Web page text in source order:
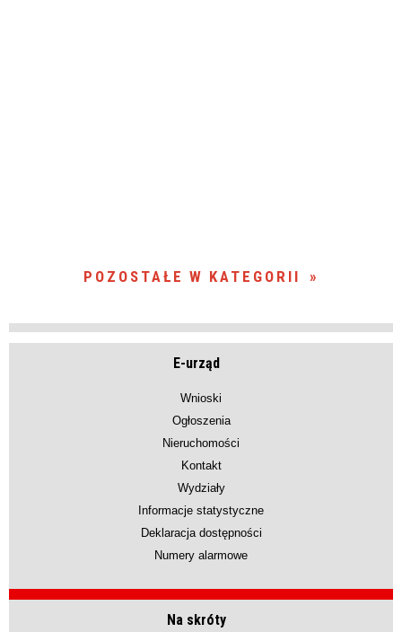
POZOSTAŁE W KATEGORII
E-urząd
Wnioski
Ogłoszenia
Nieruchomości
Kontakt
Wydziały
Informacje statystyczne
Deklaracja dostępności
Numery alarmowe
Na skróty